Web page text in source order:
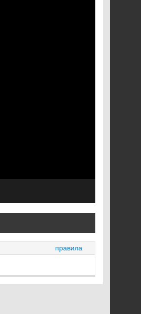
правила